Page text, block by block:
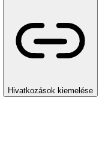
Hivatkozások kiemelése